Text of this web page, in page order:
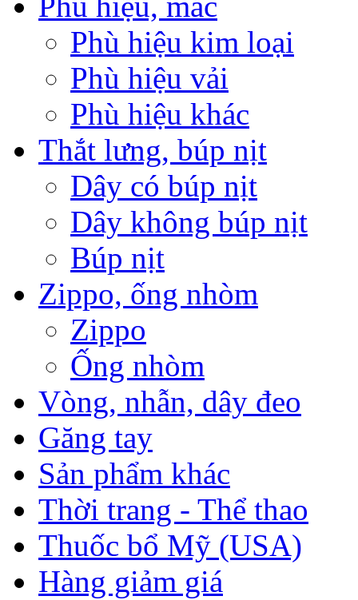
Phù hiệu kim loại
Phù hiệu vải
Phù hiệu khác
Thắt lưng, búp nịt
Dây có búp nịt
Dây không búp nịt
Búp nịt
Zippo, ống nhòm
Zippo
Ống nhòm
Vòng, nhẫn, dây đeo
Găng tay
Sản phẩm khác
Thời trang - Thể thao
Thuốc bổ Mỹ (USA)
Hàng giảm giá